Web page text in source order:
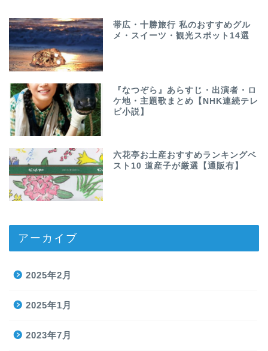
帯広・十勝旅行 私のおすすめグル
メ・スイーツ・観光スポット14選
『なつぞら』あらすじ・出演者・ロ
ケ地・主題歌まとめ【NHK連続テレ
ビ小説】
六花亭お土産おすすめランキングベ
スト10 道産子が厳選【通販有】
アーカイブ
2025年2月
2025年1月
2023年7月